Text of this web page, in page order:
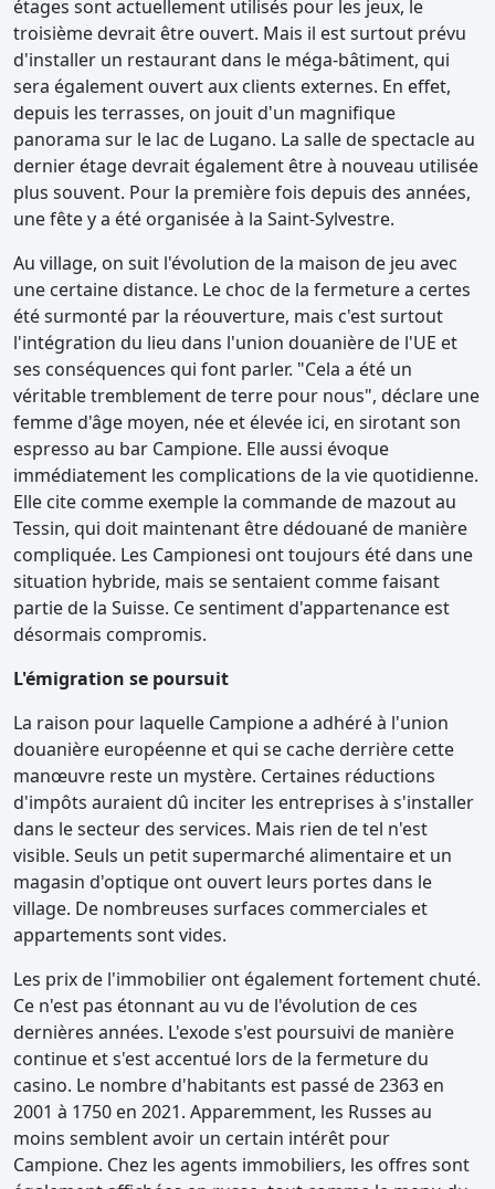
étages sont actuellement utilisés pour les jeux, le
troisième devrait être ouvert. Mais il est surtout prévu
d'installer un restaurant dans le méga-bâtiment, qui
sera également ouvert aux clients externes. En effet,
depuis les terrasses, on jouit d'un magnifique
panorama sur le lac de Lugano. La salle de spectacle au
dernier étage devrait également être à nouveau utilisée
plus souvent. Pour la première fois depuis des années,
une fête y a été organisée à la Saint-Sylvestre.
Au village, on suit l'évolution de la maison de jeu avec
une certaine distance. Le choc de la fermeture a certes
été surmonté par la réouverture, mais c'est surtout
l'intégration du lieu dans l'union douanière de l'UE et
ses conséquences qui font parler. "Cela a été un
véritable tremblement de terre pour nous", déclare une
femme d'âge moyen, née et élevée ici, en sirotant son
espresso au bar Campione. Elle aussi évoque
immédiatement les complications de la vie quotidienne.
Elle cite comme exemple la commande de mazout au
Tessin, qui doit maintenant être dédouané de manière
compliquée. Les Campionesi ont toujours été dans une
situation hybride, mais se sentaient comme faisant
partie de la Suisse. Ce sentiment d'appartenance est
désormais compromis.
L'émigration se poursuit
La raison pour laquelle Campione a adhéré à l'union
douanière européenne et qui se cache derrière cette
manœuvre reste un mystère. Certaines réductions
d'impôts auraient dû inciter les entreprises à s'installer
dans le secteur des services. Mais rien de tel n'est
visible. Seuls un petit supermarché alimentaire et un
magasin d'optique ont ouvert leurs portes dans le
village. De nombreuses surfaces commerciales et
appartements sont vides.
Les prix de l'immobilier ont également fortement chuté.
Ce n'est pas étonnant au vu de l'évolution de ces
dernières années. L'exode s'est poursuivi de manière
continue et s'est accentué lors de la fermeture du
casino. Le nombre d'habitants est passé de 2363 en
2001 à 1750 en 2021. Apparemment, les Russes au
moins semblent avoir un certain intérêt pour
Campione. Chez les agents immobiliers, les offres sont